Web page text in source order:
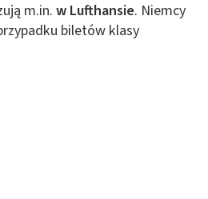
m.in. w Lufthansie. Niemcy
biletów klasy